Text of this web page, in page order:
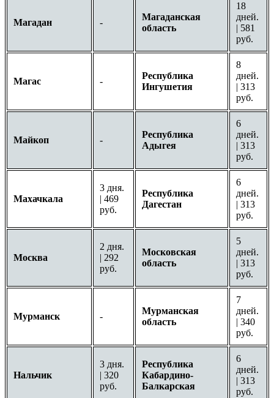
Магадан -
Магаданская
область
18
дней.
| 581
руб.
Магас -
Республика
Ингушетия
8
дней.
| 313
руб.
Майкоп -
Республика
Адыгея
6
дней.
| 313
руб.
Махачкала
3 дня.
| 469
руб.
Республика
Дагестан
6
дней.
| 313
руб.
Москва
2 дня.
| 292
руб.
Московская
область
5
дней.
| 313
руб.
Мурманск -
Мурманская
область
7
дней.
| 340
руб.
Нальчик
3 дня.
| 320
руб.
Республика
Кабардино-
Балкарская
6
дней.
| 313
руб.